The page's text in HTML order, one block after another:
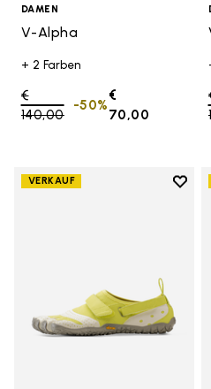
DAMEN
V-Alpha
+ 2 Farben
Price reduced from
€
140,00to
€
70,00
-50%
VERKAUF
Add